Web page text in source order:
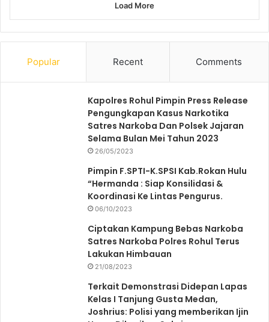
Load More
Popular Recent Comments
Kapolres Rohul Pimpin Press Release
Pengungkapan Kasus Narkotika
Satres Narkoba Dan Polsek Jajaran
Selama Bulan Mei Tahun 2023
26/05/2023
Pimpin F.SPTI-K.SPSI Kab.Rokan Hulu
“Hermanda : Siap Konsilidasi &
Koordinasi Ke Lintas Pengurus.
06/10/2023
Ciptakan Kampung Bebas Narkoba
Satres Narkoba Polres Rohul Terus
Lakukan Himbauan
21/08/2023
Terkait Demonstrasi Didepan Lapas
Kelas I Tanjung Gusta Medan,
Joshrius: Polisi yang memberikan Ijin